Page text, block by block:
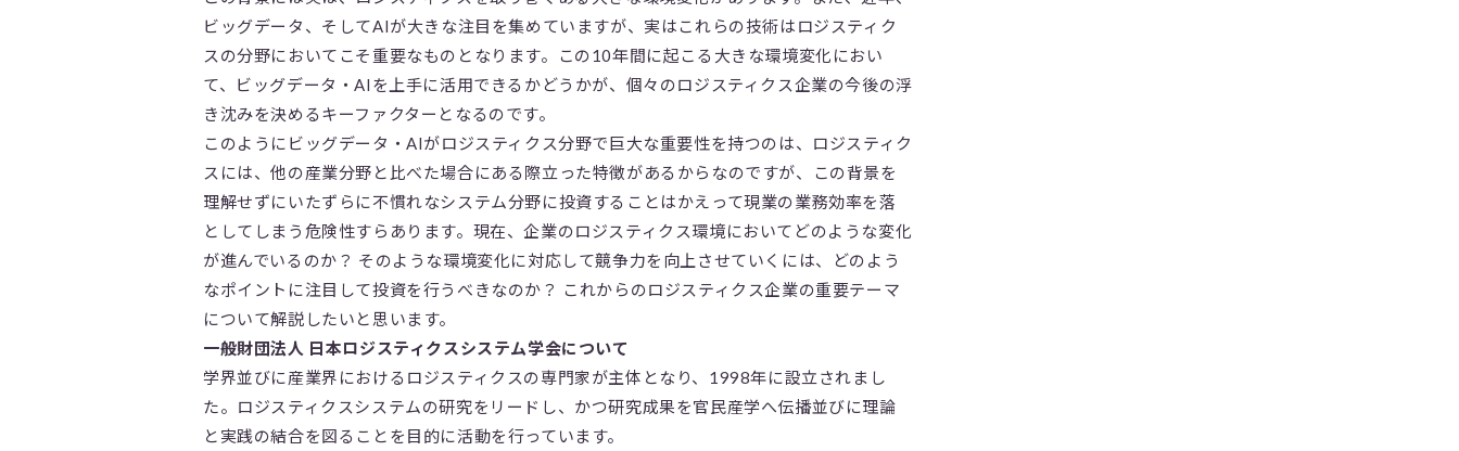
ビッグデータ、そしてAIが大きな注目を集めていますが、実はこれらの技術はロジスティク
スの分野においてこそ重要なものとなります。この10年間に起こる大きな環境変化におい
て、ビッグデータ・AIを上手に活用できるかどうかが、個々のロジスティクス企業の今後の浮
き沈みを決めるキーファクターとなるのです。
このようにビッグデータ・AIがロジスティクス分野で巨大な重要性を持つのは、ロジスティク
スには、他の産業分野と比べた場合にある際立った特徴があるからなのですが、この背景を
理解せずにいたずらに不慣れなシステム分野に投資することはかえって現業の業務効率を落
としてしまう危険性すらあります。現在、企業のロジスティクス環境においてどのような変化
が進んでいるのか？ そのような環境変化に対応して競争力を向上させていくには、どのよう
なポイントに注目して投資を行うべきなのか？ これからのロジスティクス企業の重要テーマ
について解説したいと思います。
一般財団法人 日本ロジスティクスシステム学会について
学界並びに産業界におけるロジスティクスの専門家が主体となり、1998年に設立されまし
た。ロジスティクスシステムの研究をリードし、かつ研究成果を官民産学へ伝播並びに理論
と実践の結合を図ることを目的に活動を行っています。